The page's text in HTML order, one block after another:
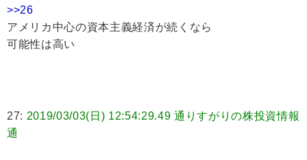
>>26
アメリカ中心の資本主義経済が続くなら
可能性は高い
27: 2019/03/03(日) 12:54:29.49 通りすがりの株投資情報
通